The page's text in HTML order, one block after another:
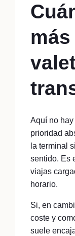
Aquí no
prioridad
la terminal
sentido. Es
viajas
horario.
Si, en
coste y
suele